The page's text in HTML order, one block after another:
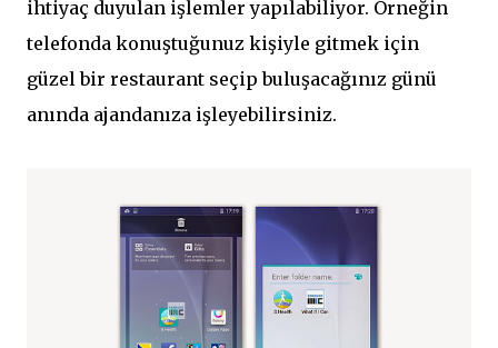
ihtiyaç duyulan işlemler yapılabiliyor. Örneğin
telefonda konuştuğunuz kişiyle gitmek için
güzel bir restaurant seçip buluşacağınız günü
anında ajandanıza işleyebilirsiniz.